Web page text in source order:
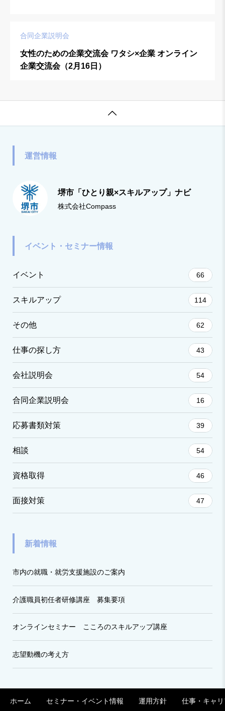
合同企業説明会
女性のための企業交流会 ワタシ×企業 オンライン
企業交流会（2月16日）

運営情報
堺市「ひとり親×スキルアップ」ナビ
株式会社Compass
イベント・セミナー情報
イベント 66
スキルアップ 114
その他 62
仕事の探し方 43
会社説明会 54
合同企業説明会 16
応募書類対策 39
相談 54
資格取得 46
面接対策 47
新着情報
市内の就職・就労支援施設のご案内
介護職員初任者研修講座 募集要項
オンラインセミナー こころのスキルアップ講座
志望動機の考え方
ホーム セミナー・イベント情報 運用方針 仕事・キャ